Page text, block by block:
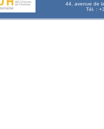
44, avenue de
Tél. :